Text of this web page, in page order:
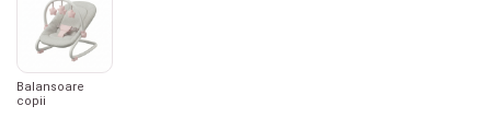
Branduri
CARUCIOARE COPII
Balansoare
copii